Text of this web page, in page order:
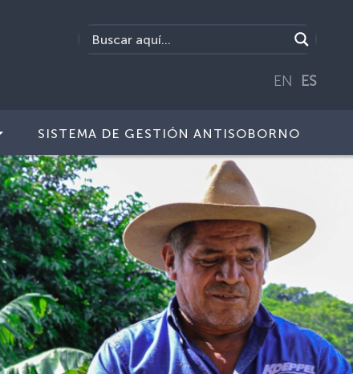
EN ES
SISTEMA DE GESTIÓN ANTISOBORNO